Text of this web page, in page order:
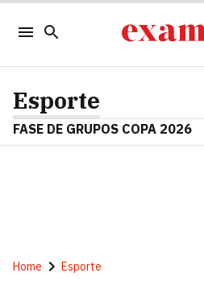
Esporte
FASE DE GRUPOS COPA 2026
Home Esporte